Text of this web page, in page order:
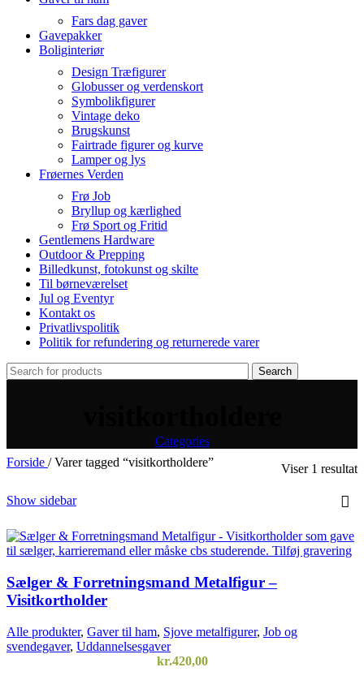
Fars dag gaver
Gavepakker
Boliginteriør
Design Træfigurer
Globusser og verdenskort
Symbolikfigurer
Vintage deko
Brugskunst
Fairtrade figurer og kurve
Lamper og lys
Frøernes Verden
Frø Job
Bryllup og kærlighed
Frø Sport og Fritid
Gentlemens Hardware
Outdoor & Prepping
Billedkunst, fotokunst og skilte
Til børneværelset
Jul og Eventyr
Kontakt os
Privatlivspolitik
Politik for refundering og returnerede varer
Search
Categories
Forside / Varer tagged “visitkortholdere” Viser 1 resultat
Show sidebar
Sælger & Forretningsmand Metalfigur –
Visitkortholder
Alle produkter, Gaver til ham, Sjove metalfigurer, Job og
svendegaver, Uddannelsesgaver
kr.420,00